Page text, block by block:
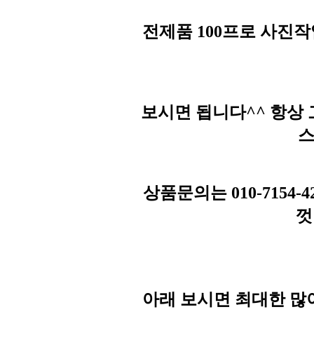
전제품 100프로 사진
보시면 됩니다^^ 항상
상품문의는 010-7154-
아래 보시면 최대한